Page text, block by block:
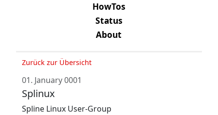
HowTos
Status
About
Zurück zur Übersicht
01. January 0001
Splinux
Spline Linux User-Group